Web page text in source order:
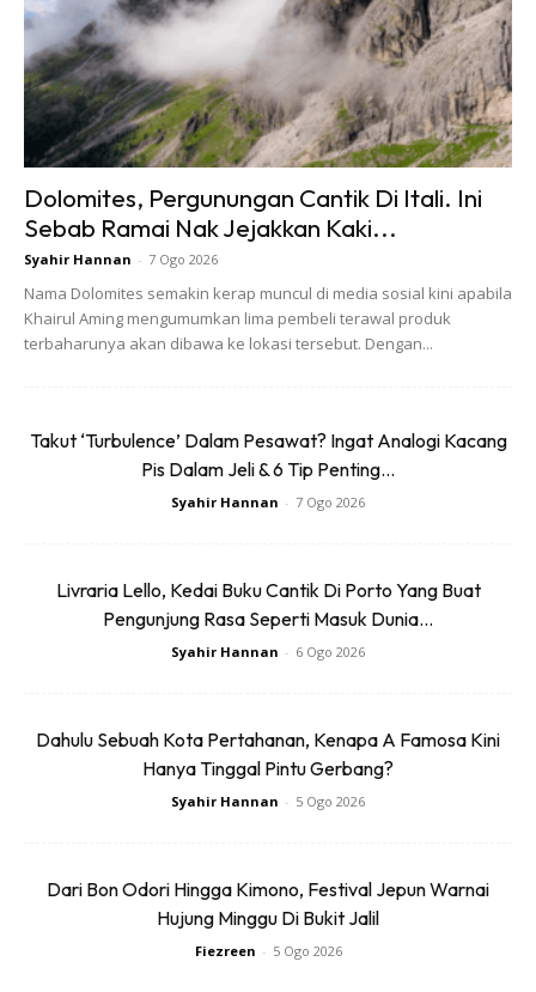
Ini antara perkara menarik yang akan berlaku untuk
pemenang kempen ini yang dijadualkan berlaku pada 13
Februari 2021:
Ketika menginap di kediaman pasangan itu, pemenang
yang bertuah juga akan berpeluang menikmati makanan
Pemenang yang bertuah juga akan menerima barangan
yang bertuah juga akan berpeluang menikmati makanan
kegemaran aktor tersebut dan menonton bersama filem
yang dilakonkannya.
Dolomites, Pergunungan Cantik Di Itali. Ini
Sebab Ramai Nak Jejakkan Kaki...
Syahir Hannan - 7 Ogo 2026
Nama Dolomites semakin kerap muncul di media sosial kini apabila
Khairul Aming mengumumkan lima pembeli terawal produk
terbaharunya akan dibawa ke lokasi tersebut. Dengan...
Takut ‘Turbulence’ Dalam Pesawat? Ingat Analogi Kacang
Pis Dalam Jeli & 6 Tip Penting...
Syahir Hannan - 7 Ogo 2026
Livraria Lello, Kedai Buku Cantik Di Porto Yang Buat
Pengunjung Rasa Seperti Masuk Dunia...
Syahir Hannan - 6 Ogo 2026
Dahulu Sebuah Kota Pertahanan, Kenapa A Famosa Kini
Hanya Tinggal Pintu Gerbang?
Syahir Hannan - 5 Ogo 2026
Dari Bon Odori Hingga Kimono, Festival Jepun Warnai
Hujung Minggu Di Bukit Jalil
Fiezreen - 5 Ogo 2026